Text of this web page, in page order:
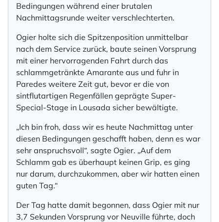
Bedingungen während einer brutalen
Nachmittagsrunde weiter verschlechterten.
Ogier holte sich die Spitzenposition unmittelbar
nach dem Service zurück, baute seinen Vorsprung
mit einer hervorragenden Fahrt durch das
schlammgetränkte Amarante aus und fuhr in
Paredes weitere Zeit gut, bevor er die von
sintflutartigen Regenfällen geprägte Super-
Special-Stage in Lousada sicher bewältigte.
„Ich bin froh, dass wir es heute Nachmittag unter
diesen Bedingungen geschafft haben, denn es war
sehr anspruchsvoll“, sagte Ogier. „Auf dem
Schlamm gab es überhaupt keinen Grip, es ging
nur darum, durchzukommen, aber wir hatten einen
guten Tag.“
Der Tag hatte damit begonnen, dass Ogier mit nur
3,7 Sekunden Vorsprung vor Neuville führte, doch